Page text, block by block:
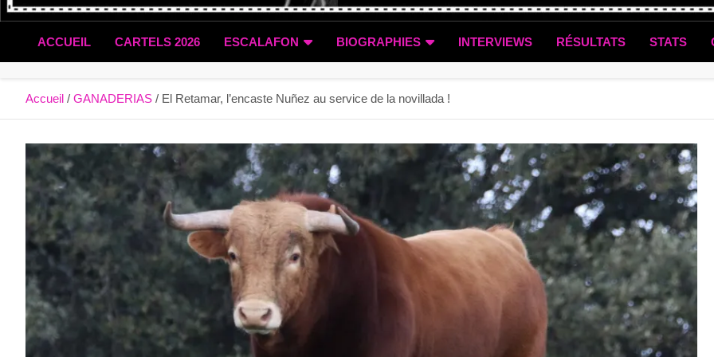
ACCUEIL CARTELS 2026 ESCALAFON BIOGRAPHIES INTERVIEWS RÉSULTATS STATS
Accueil GANADERIAS El Retamar, l’encaste Nuñez au service de la novillada !